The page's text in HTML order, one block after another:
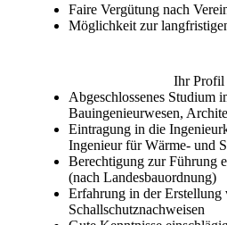
Faire Vergütung nach
Möglichkeit zur
Ihr Profil
Abgeschlossenes Studium
Bauingenieurwesen,
Eintragung in die
Ingenieur für Wärme- und
Berechtigung zur Führung
(nach Landesbauordnung)
Erfahrung in der Erstellung
Schallschutznachweisen